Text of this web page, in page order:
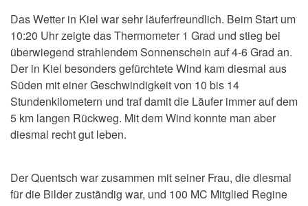
Das Wetter in Kiel war sehr läuferfreundlich. Beim Start um
10:20 Uhr zeigte das Thermometer 1 Grad und stieg bei
überwiegend strahlendem Sonnenschein auf 4-6 Grad an.
Der in Kiel besonders gefürchtete Wind kam diesmal aus
Süden mit einer Geschwindigkeit von 10 bis 14
Stundenkilometern und traf damit die Läufer immer auf dem
5 km langen Rückweg. Mit dem Wind konnte man aber
diesmal recht gut leben.
Der Quentsch war zusammen mit seiner Frau, die diesmal
für die Bilder zuständig war, und 100 MC Mitglied Regine